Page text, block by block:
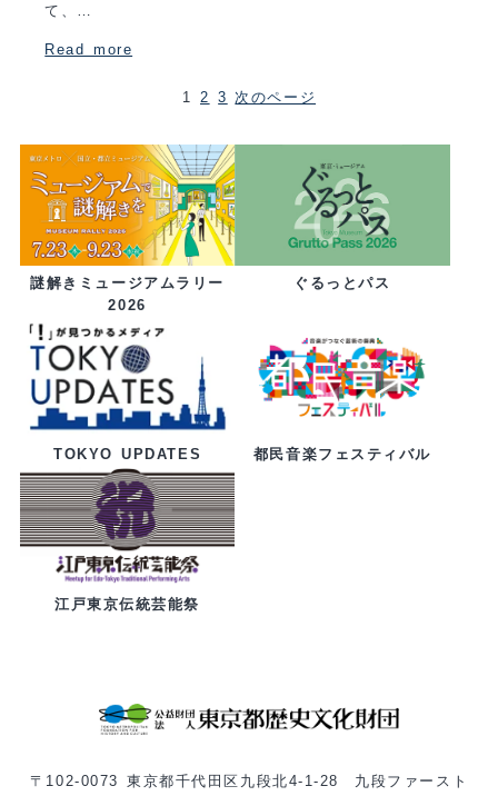
て、…
Read more
1 2 3 次のページ
謎解きミュージアムラリー
2026
ぐるっとパス
TOKYO UPDATES 都民音楽フェスティバル
江戸東京伝統芸能祭
〒102-0073 東京都千代田区九段北4-1-28 九段ファースト